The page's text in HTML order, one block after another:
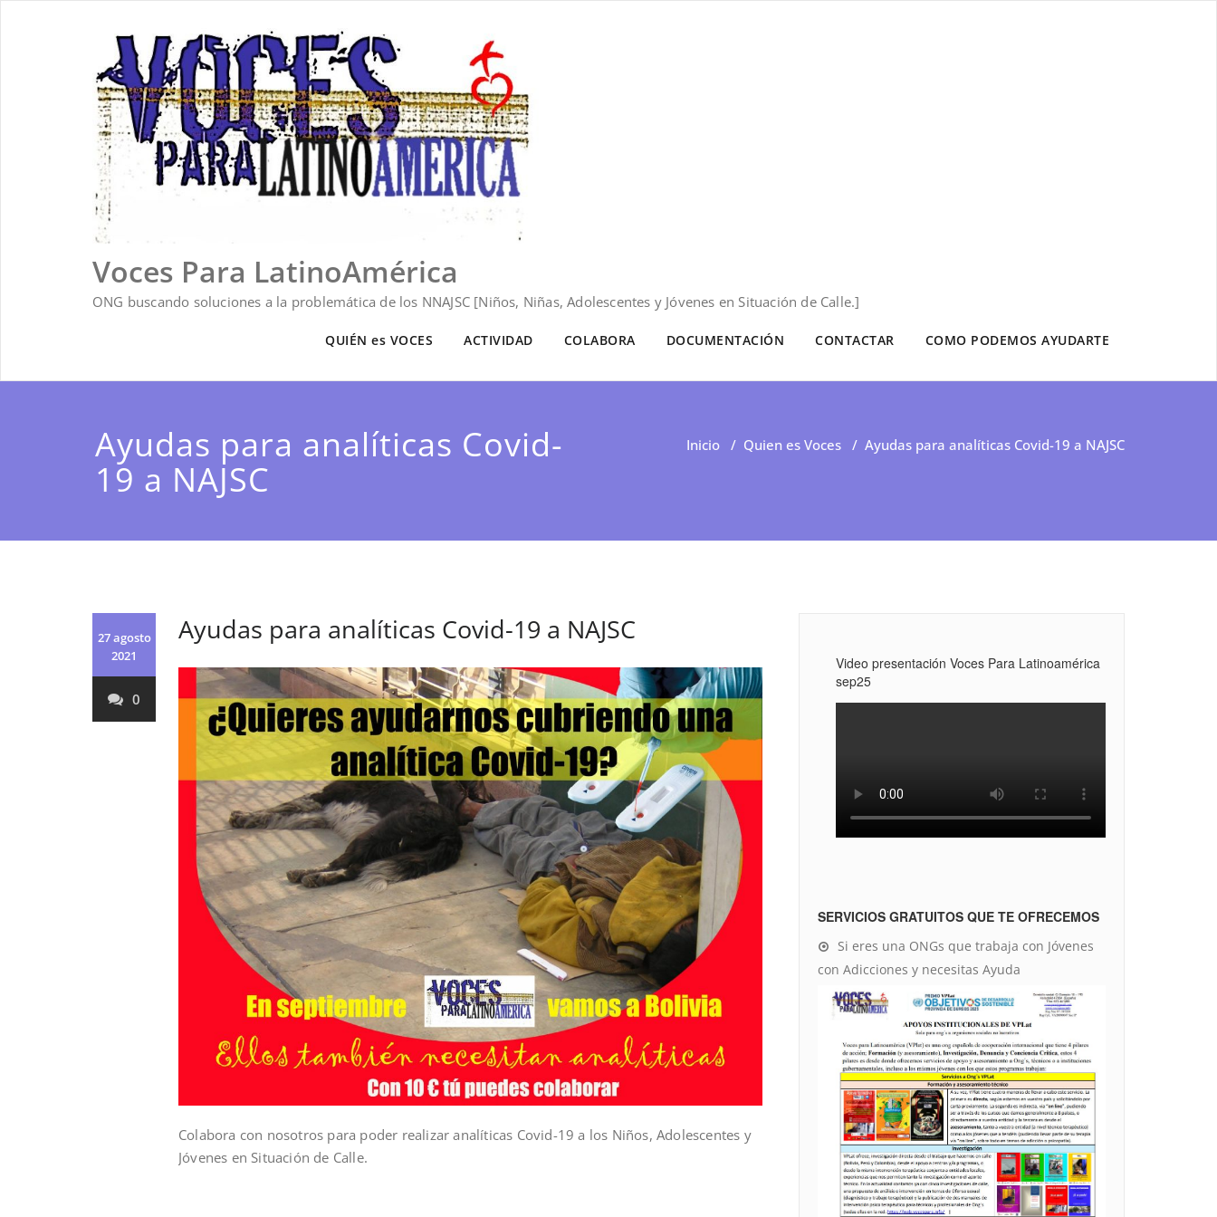
Voces Para LatinoAmérica
ONG buscando soluciones a la problemática de los NNAJSC [Niños, Niñas, Adolescentes y Jóvenes en Situación de Calle.]
QUIÉN es VOCES ACTIVIDAD COLABORA DOCUMENTACIÓN CONTACTAR COMO PODEMOS AYUDARTE
Ayudas para analíticas Covid-
19 a NAJSC
Inicio / Quien es Voces / Ayudas para analíticas Covid-19 a NAJSC
27 agosto
2021
0
Ayudas para analíticas Covid-19 a NAJSC
Colabora con nosotros para poder realizar analíticas Covid-19 a los Niños, Adolescentes y
Jóvenes en Situación de Calle.
Video presentación Voces Para Latinoamérica
sep25
SERVICIOS GRATUITOS QUE TE OFRECEMOS
Si eres una ONGs que trabaja con Jóvenes
con Adicciones y necesitas Ayuda